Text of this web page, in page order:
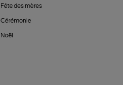
Fête des mères
Cérémonie
Noël